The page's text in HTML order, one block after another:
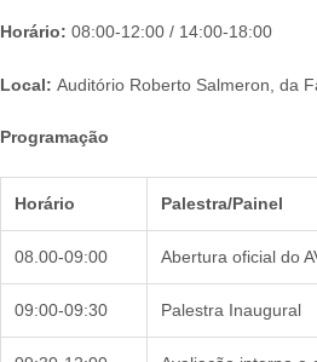
Horário: 08:00-12:00 / 14:00-18:00
Local: Auditório Roberto Salmeron, da
Programação
Horário Palestra/Painel
08.00-09:00 Abertura oficial do
09:00-09:30 Palestra Inaugural